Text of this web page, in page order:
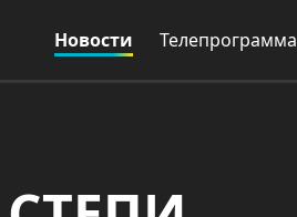
Новости Телепрограмма